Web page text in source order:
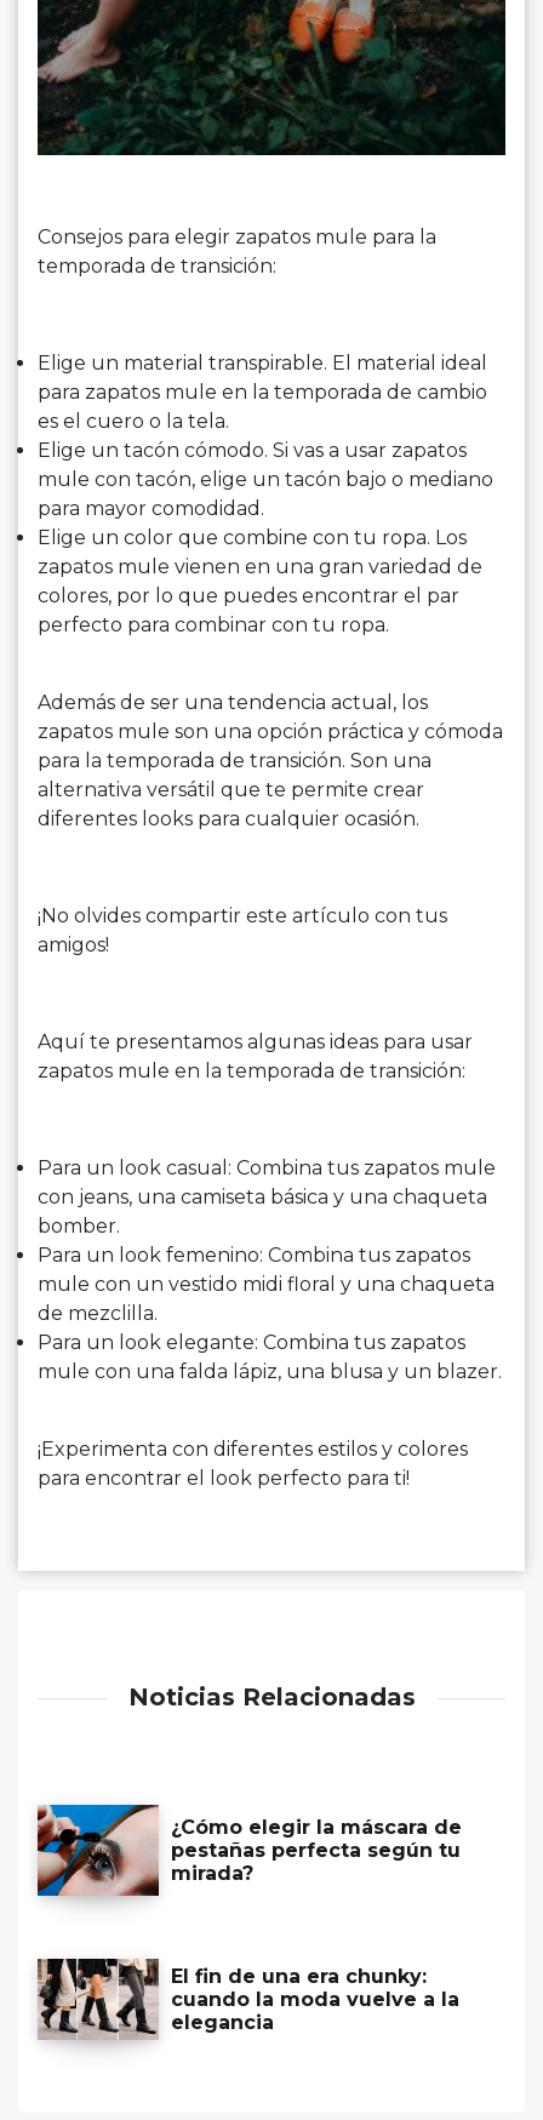
Consejos para elegir zapatos mule para la
temporada de transición:
Elige un material transpirable. El material ideal
para zapatos mule en la temporada de cambio
es el cuero o la tela.
Elige un tacón cómodo. Si vas a usar zapatos
mule con tacón, elige un tacón bajo o mediano
para mayor comodidad.
Elige un color que combine con tu ropa. Los
zapatos mule vienen en una gran variedad de
colores, por lo que puedes encontrar el par
perfecto para combinar con tu ropa.
Además de ser una tendencia actual, los
zapatos mule son una opción práctica y cómoda
para la temporada de transición. Son una
alternativa versátil que te permite crear
diferentes looks para cualquier ocasión.
¡No olvides compartir este artículo con tus
amigos!
Aquí te presentamos algunas ideas para usar
zapatos mule en la temporada de transición:
Para un look casual: Combina tus zapatos mule
con jeans, una camiseta básica y una chaqueta
bomber.
Para un look femenino: Combina tus zapatos
mule con un vestido midi floral y una chaqueta
de mezclilla.
Para un look elegante: Combina tus zapatos
mule con una falda lápiz, una blusa y un blazer.
¡Experimenta con diferentes estilos y colores
para encontrar el look perfecto para ti!
Noticias Relacionadas
¿Cómo elegir la máscara de
pestañas perfecta según tu
mirada?
El fin de una era chunky:
cuando la moda vuelve a la
elegancia